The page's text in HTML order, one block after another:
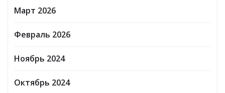
Март 2026
Февраль 2026
Ноябрь 2024
Октябрь 2024